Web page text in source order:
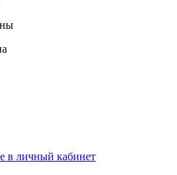
в личный кабинет